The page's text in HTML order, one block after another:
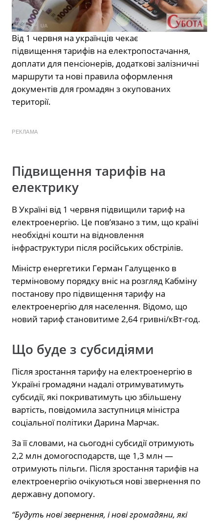
Від 1 червня на українців чекає
підвищення тарифів на електропостачання,
доплати для пенсіонерів, додаткові залізничні
маршрути та нові правила оформлення
документів для громадян з окупованих
території.
РЕКЛАМА
Підвищення тарифів на
електрику
В Україні від 1 червня підвищили тариф на
електроенергію. Це пов’язано з тим, що країні
необхідні кошти на відновлення
інфраструктури після російських обстрілів.
Міністр енергетики Герман Галущенко в
терміновому порядку вніс на розгляд Кабміну
постанову про підвищення тарифу на
електроенергію для населення. Відомо, що
новий тариф становитиме 2,64 гривні/кВт-год.
Що буде з субсидіями
Після зростання тарифу на електроенергію в
Україні громадяни надалі отримуватимуть
субсидії, які покриватимуть цю збільшену
вартість, повідомила заступниця міністра
соціальної політики Дарина Марчак.
За її словами, на сьогодні субсидії отримують
2,2 млн домогосподарств, ще 1,3 млн —
отримують пільги. Після зростання тарифів на
електроенергію очікуються нові звернення по
державну допомогу.
“Будуть нові звернення, і нові громадяни, які